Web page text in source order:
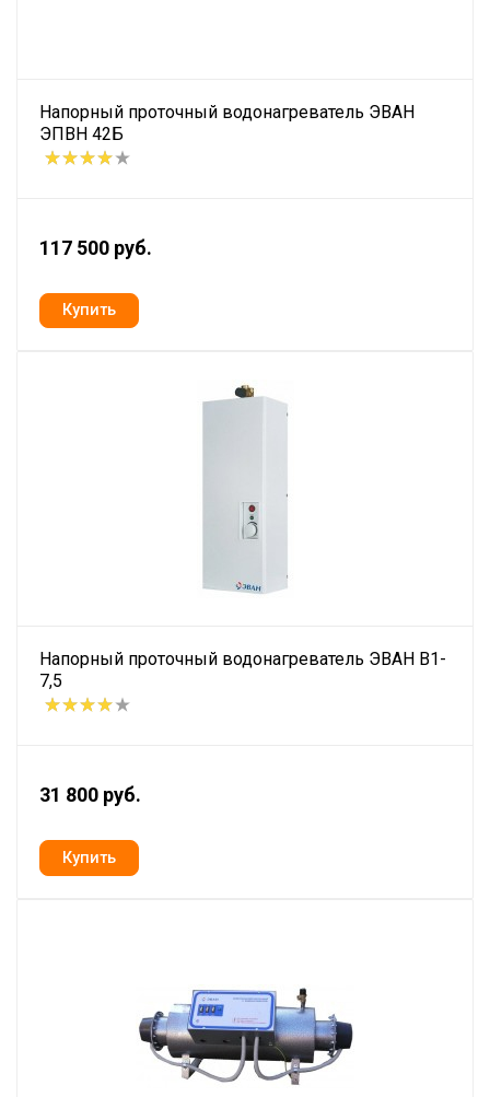
Напорный проточный водонагреватель ЭВАН
ЭПВН 42Б
117 500 руб.
Напорный проточный водонагреватель ЭВАН В1-
7,5
31 800 руб.